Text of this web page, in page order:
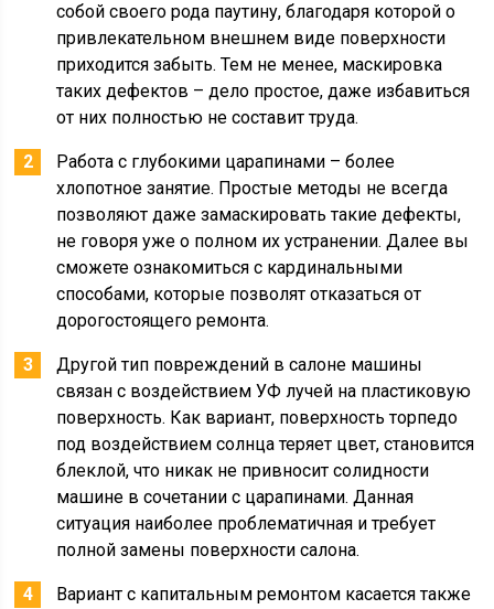
собой своего рода паутину, благодаря которой о
привлекательном внешнем виде поверхности
приходится забыть. Тем не менее, маскировка
таких дефектов – дело простое, даже избавиться
от них полностью не составит труда.
Работа с глубокими царапинами – более
хлопотное занятие. Простые методы не всегда
позволяют даже замаскировать такие дефекты,
не говоря уже о полном их устранении. Далее вы
сможете ознакомиться с кардинальными
способами, которые позволят отказаться от
дорогостоящего ремонта.
Другой тип повреждений в салоне машины
связан с воздействием УФ лучей на пластиковую
поверхность. Как вариант, поверхность торпедо
под воздействием солнца теряет цвет, становится
блеклой, что никак не привносит солидности
машине в сочетании с царапинами. Данная
ситуация наиболее проблематичная и требует
полной замены поверхности салона.
Вариант с капитальным ремонтом касается также